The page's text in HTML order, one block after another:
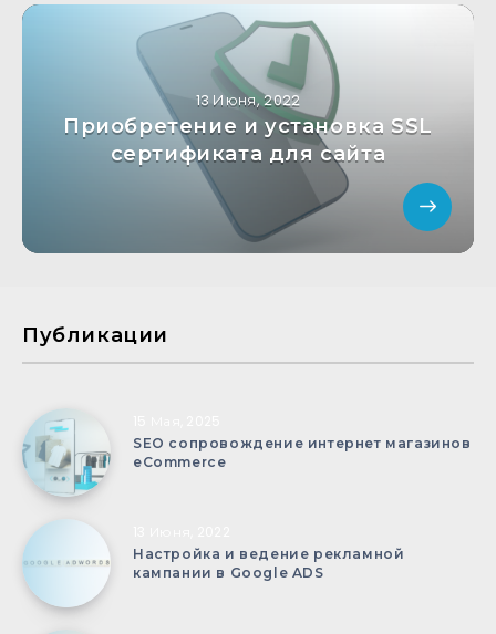
13 Июня, 2022
Приобретение и установка SSL
сертификата для сайта
Публикации
SEO сопровождение интернет магазинов
eCommerce
Настройка и ведение рекламной
кампании в Google ADS